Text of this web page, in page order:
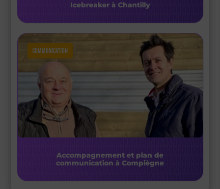
Icebreaker à Chantilly
Communication
Accompagnement et plan de
communication à Compiègne